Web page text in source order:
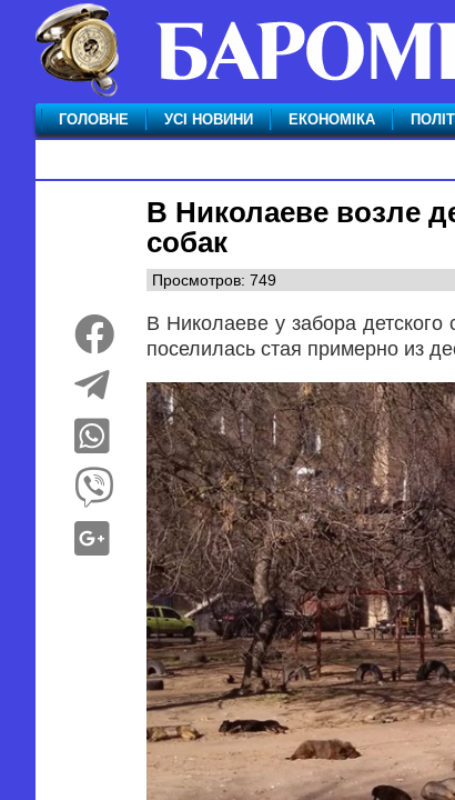
ГОЛОВНЕ УСІ НОВИНИ ЕКОНОМІКА
В Николаеве возле
собак
Просмотров: 749
В Николаеве у забора
поселилась стая примерно из